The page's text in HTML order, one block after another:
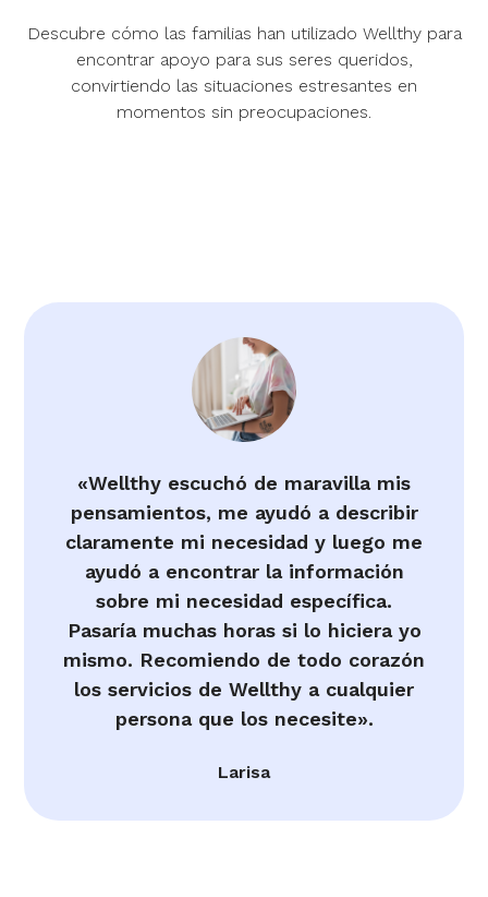
Descubre cómo las familias han utilizado Wellthy para
encontrar apoyo para sus seres queridos,
convirtiendo las situaciones estresantes en
momentos sin preocupaciones.
«Wellthy escuchó de maravilla mis
pensamientos, me ayudó a describir
claramente mi necesidad y luego me
ayudó a encontrar la información
sobre mi necesidad específica.
Pasaría muchas horas si lo hiciera yo
mismo. Recomiendo de todo corazón
los servicios de Wellthy a cualquier
persona que los necesite».
Larisa